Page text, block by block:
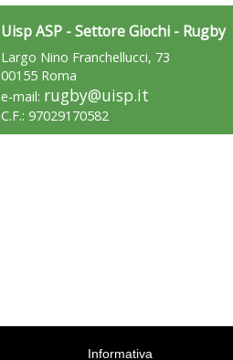
Uisp ASP - Settore Giochi - Rugby
Largo Nino Franchellucci, 73
00155 Roma
e-mail: rugby@uisp.it
C.F.: 97029170582
Informativa